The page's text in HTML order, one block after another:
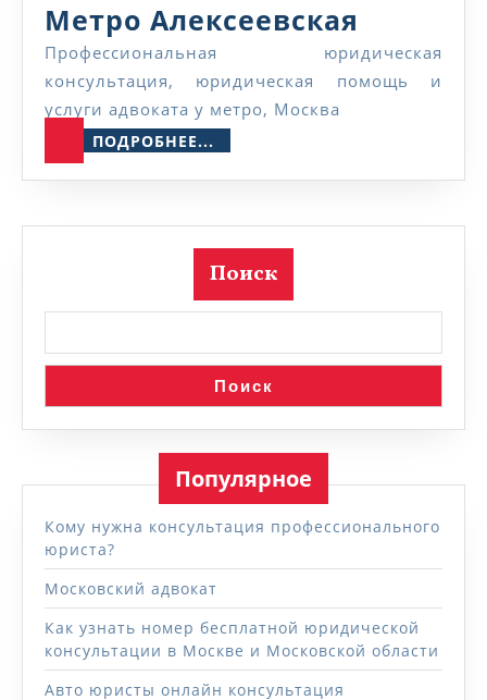
Метро Алексеевская
Профессиональная юридическая
консультация, юридическая помощь и
услуги адвоката у метро, Москва
ПОДРОБНЕЕ...
Поиск
Поиск
Популярное
Кому нужна консультация профессионального
юриста?
Московский адвокат
Как узнать номер бесплатной юридической
консультации в Москве и Московской области
Авто юристы онлайн консультация